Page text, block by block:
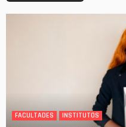
FACULTADES INSTITUTOS